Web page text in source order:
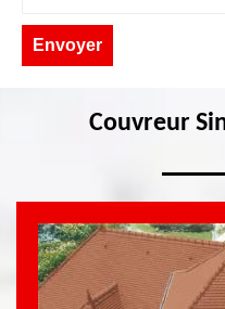
Couvreur